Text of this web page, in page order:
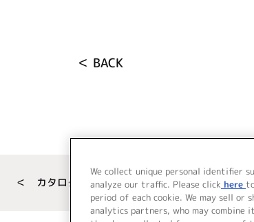
＜ BACK
＜ カタログサイト トップページへ
We collect unique personal identifier
analyze our traffic. Please click here
period of each cookie. We may sell
analytics partners, who may